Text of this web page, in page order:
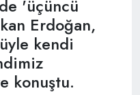
'üçüncü
Erdoğan,
kendi
konuştu.